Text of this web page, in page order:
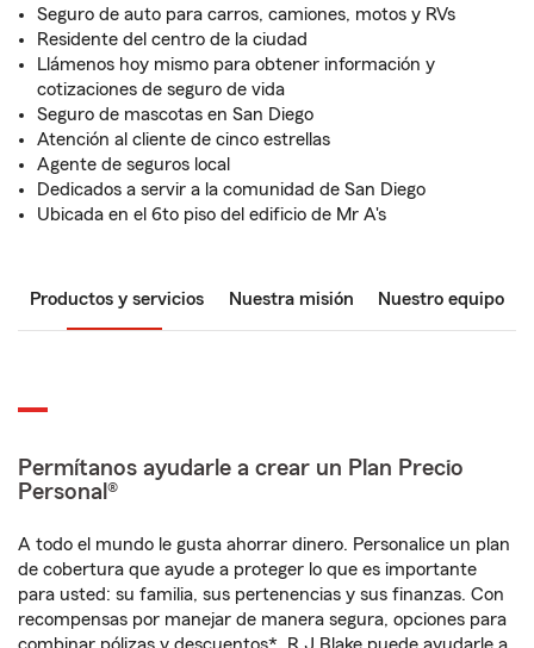
Seguro de auto para carros, camiones, motos y RVs
Residente del centro de la ciudad
Llámenos hoy mismo para obtener información y
cotizaciones de seguro de vida
Seguro de mascotas en San Diego
Atención al cliente de cinco estrellas
Agente de seguros local
Dedicados a servir a la comunidad de San Diego
Ubicada en el 6to piso del edificio de Mr A's
Productos y servicios Nuestra misión Nuestro equipo
Permítanos ayudarle a crear un Plan Precio
Personal®
A todo el mundo le gusta ahorrar dinero. Personalice un plan
de cobertura que ayude a proteger lo que es importante
para usted: su familia, sus pertenencias y sus finanzas. Con
recompensas por manejar de manera segura, opciones para